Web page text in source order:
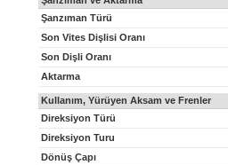
Şanzıman Türü
Son Vites Dişlisi Oranı
Son Dişli Oranı
Aktarma
Kullanım, Yürüyen Aksam ve Frenler
Direksiyon Türü
Direksiyon Turu
Dönüş Çapı